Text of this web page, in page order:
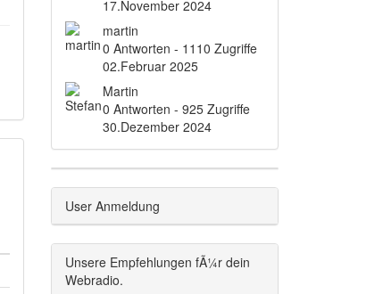
17.November 2024
martin
0 Antworten - 1110 Zugriffe
02.Februar 2025
Martin
0 Antworten - 925 Zugriffe
30.Dezember 2024
User Anmeldung
Unsere Empfehlungen fÃ¼r dein
Webradio.